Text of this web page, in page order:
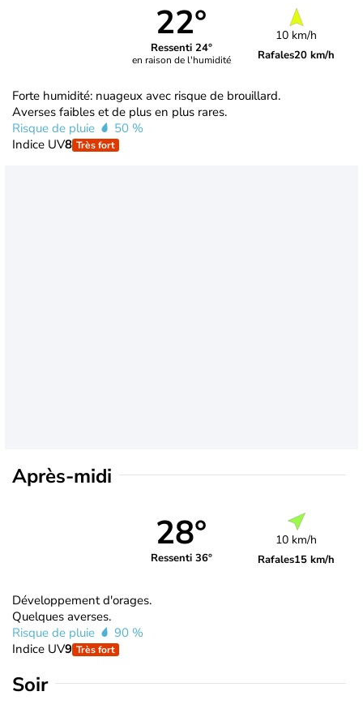
22°
Ressenti 24°
en raison de l'humidité
10 km/h
Rafales20 km/h
Forte humidité: nuageux avec risque de brouillard.
Averses faibles et de plus en plus rares.
Risque de pluie
50 %
Indice UV8 Très fort
Après-midi
28°
Ressenti 36°
10 km/h
Rafales15 km/h
Développement d'orages.
Quelques averses.
Risque de pluie
90 %
Indice UV9 Très fort
Soir